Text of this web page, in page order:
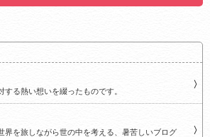
る熱い想いを綴ったものです。
界を旅しながら世の中を考える、暑苦しいブログ